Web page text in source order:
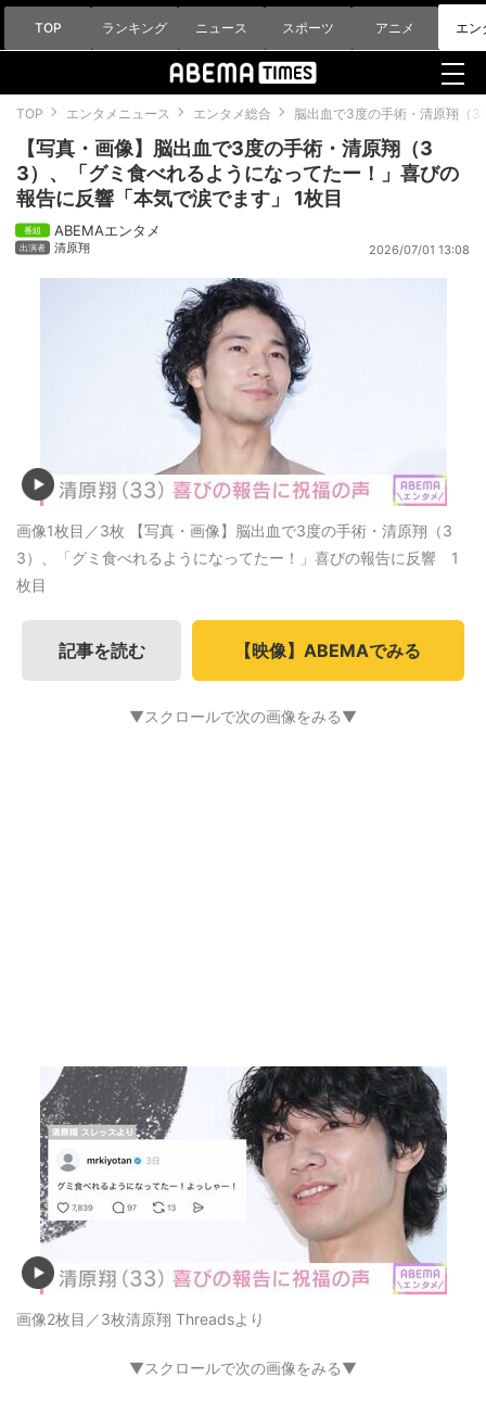
TOP ランキング ニュース スポーツ アニメ エン
TOP エンタメニュース エンタメ総合 脳出血で3度の手術・清原翔（
【写真・画像】脳出血で3度の手術・清原翔（3
3）、「グミ食べれるようになってたー！」喜びの
報告に反響「本気で涙でます」 1枚目
ABEMAエンタメ
清原翔 2026/07/01 13:08
画像1枚目／3枚 【写真・画像】脳出血で3度の手術・清原翔（3
3）、「グミ食べれるようになってたー！」喜びの報告に反響 1
枚目
記事を読む 【映像】ABEMAでみる
▼スクロールで次の画像をみる▼
画像2枚目／3枚清原翔 Threadsより
▼スクロールで次の画像をみる▼